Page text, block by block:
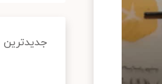
جدیدترین